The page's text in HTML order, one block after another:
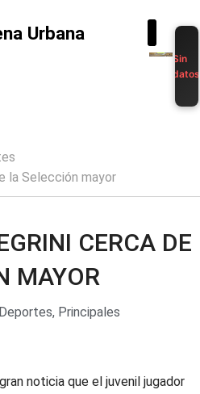
Urbana
Sin
datos
la Selección mayor
CERCA DE
MAYOR
Deportes, Principales
noticia que el juvenil jugador